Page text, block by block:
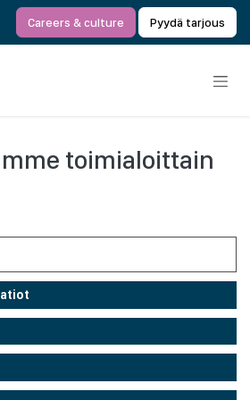
Careers & culture Pyydä tarjous
toimialoittain